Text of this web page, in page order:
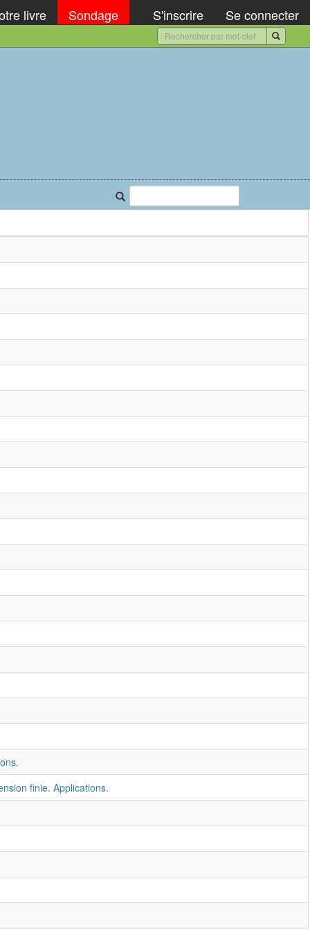
livre Sondage S'inscrire Se connecter
finie. Applications.